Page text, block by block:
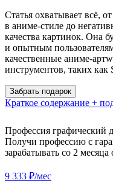
Статья охватывает всё,
в аниме-стиле до
качества картинок. Она
и опытным
качественные аниме-
инструментов, таких как
Забрать подарок
Краткое содержание +
Профессия графический
Получи профессию с
зарабатывать со 2 месяца
9 333 ₽/мес